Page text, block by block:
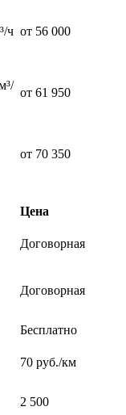
ч от 56 000
от 61 950
от 70 350
Цена
Договорная
Договорная
Бесплатно
70 руб./км
2 500